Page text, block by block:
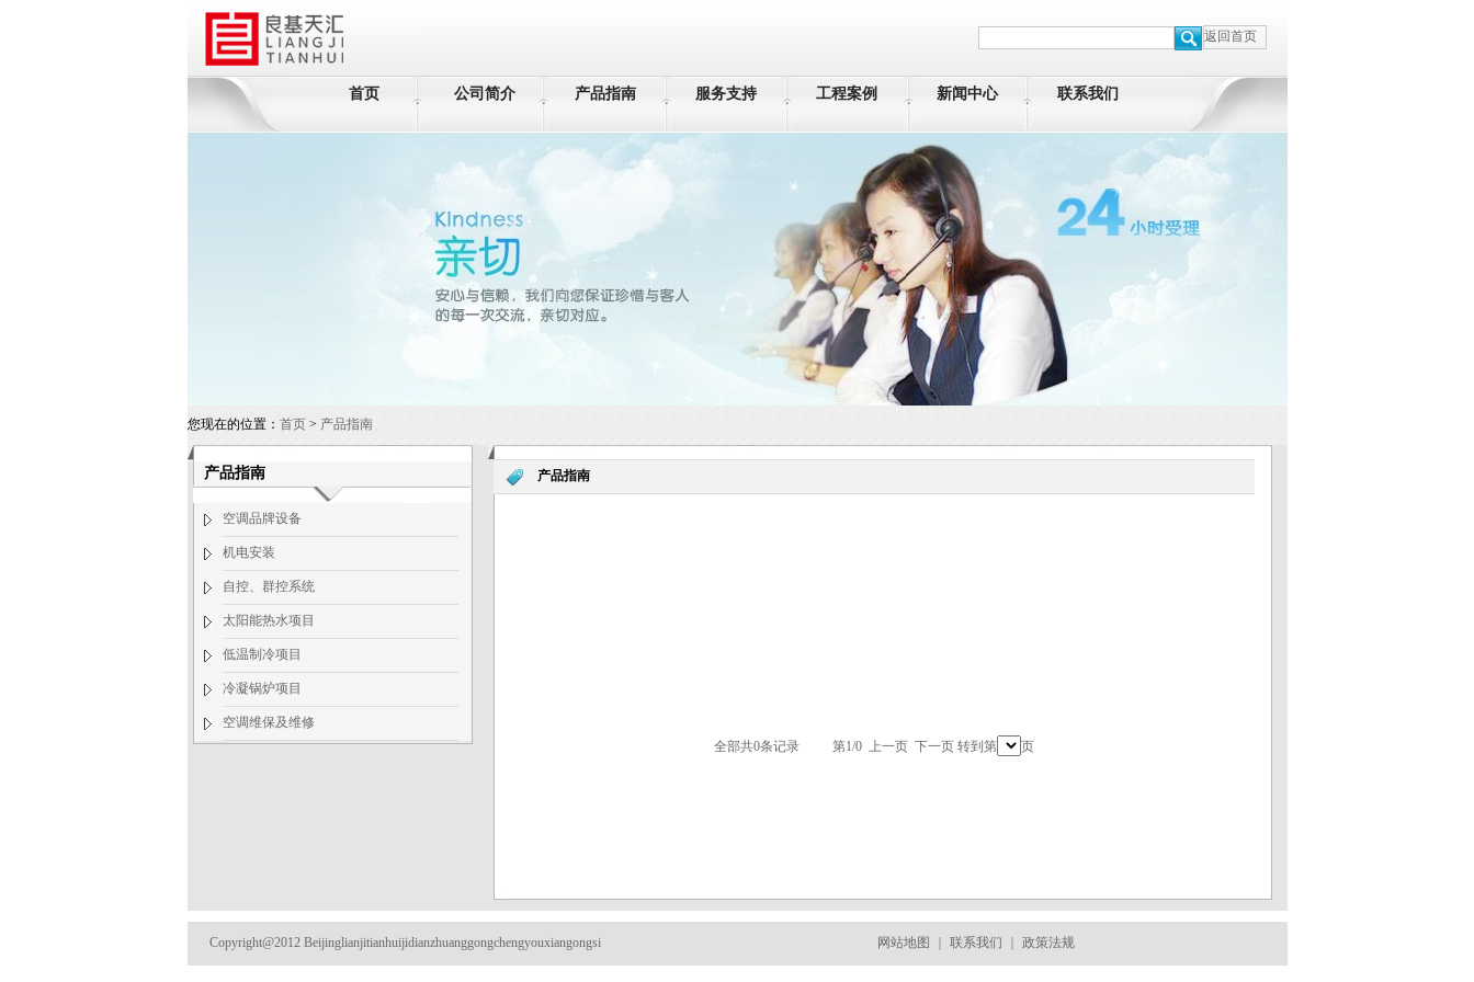
返回首页
首页 公司简介 产品指南 服务支持 工程案例 新闻中心 联系我们
您现在的位置： 首页 > 产品指南
产品指南
空调品牌设备
机电安装
自控、群控系统
太阳能热水项目
低温制冷项目
冷凝锅炉项目
空调维保及维修
产品指南
全部共0条记录 第1/0 上一页 下一页 转到第 页
Copyright@2012 Beijinglianjitianhuijidianzhuanggongchengyouxiangongsi 网站地图 联系我们 政策法规